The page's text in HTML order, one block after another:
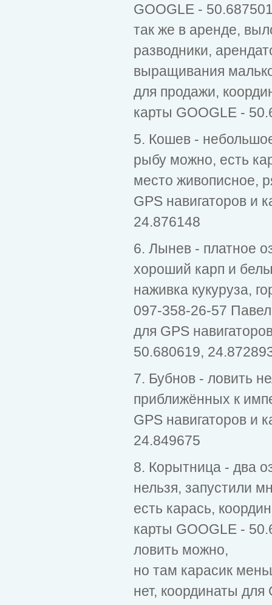
GOOGLE -
так же в аренде,
разводники,
выращивания
для продажи,
карты GOOGLE -
5. Кошев -
рыбу можно, есть
место живописное,
GPS навигаторов и
24.876148
6. Лынев - платное
хороший карп и
наживка кукуруза,
097-358-26-57
для GPS
50.680619,
7. Бубнов - ловить
приближённых к
GPS навигаторов и
24.849675
8. Корытница - два
нельзя, запустили
есть карась,
карты GOOGLE -
ловить можно,
но там карасик
нет, координаты для